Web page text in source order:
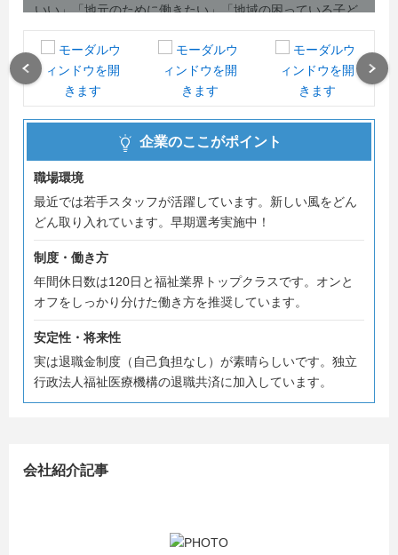
いい」「地元のために働きたい」「地域の困っている子ど
も・家庭への支援がしたい」など、様々なやりたい事があ
ると思います。当法人なら実現できるかもしれません。あ
なたのやる気を応援します！
若いスタッフも活躍している職場です。
企業のここがポイント
職場環境
最近では若手スタッフが活躍しています。新しい風をどん
どん取り入れています。早期選考実施中！
制度・働き方
年間休日数は120日と福祉業界トップクラスです。オンと
オフをしっかり分けた働き方を推奨しています。
安定性・将来性
実は退職金制度（自己負担なし）が素晴らしいです。独立
行政法人福祉医療機構の退職共済に加入しています。
会社紹介記事